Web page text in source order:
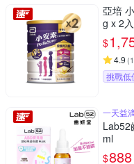
亞培
g x 2
$
4.9 (
挑戰低
一天益
Lab52
ml
$888